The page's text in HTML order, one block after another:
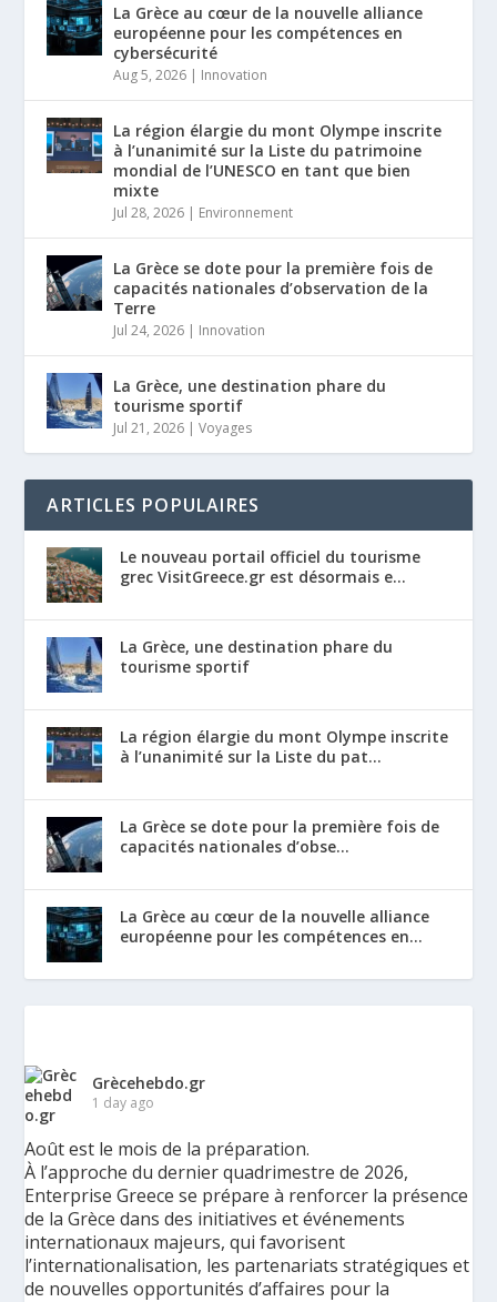
La Grèce au cœur de la nouvelle alliance
européenne pour les compétences en
cybersécurité
Aug 5, 2026 | Innovation
La région élargie du mont Olympe inscrite
à l’unanimité sur la Liste du patrimoine
mondial de l’UNESCO en tant que bien
mixte
Jul 28, 2026 | Environnement
La Grèce se dote pour la première fois de
capacités nationales d’observation de la
Terre
Jul 24, 2026 | Innovation
La Grèce, une destination phare du
tourisme sportif
Jul 21, 2026 |Voyages
ARTICLES POPULAIRES
Le nouveau portail officiel du tourisme
grec VisitGreece.gr est désormais e...
La Grèce, une destination phare du
tourisme sportif
La région élargie du mont Olympe inscrite
à l’unanimité sur la Liste du pat...
La Grèce se dote pour la première fois de
capacités nationales d’obse...
La Grèce au cœur de la nouvelle alliance
européenne pour les compétences en...
Grècehebdo.gr
1 day ago
Août est le mois de la préparation.
À l’approche du dernier quadrimestre de 2026,
Enterprise Greece se prépare à renforcer la présence
de la Grèce dans des initiatives et événements
internationaux majeurs, qui favorisent
l’internationalisation, les partenariats stratégiques et
de nouvelles opportunités d’affaires pour la